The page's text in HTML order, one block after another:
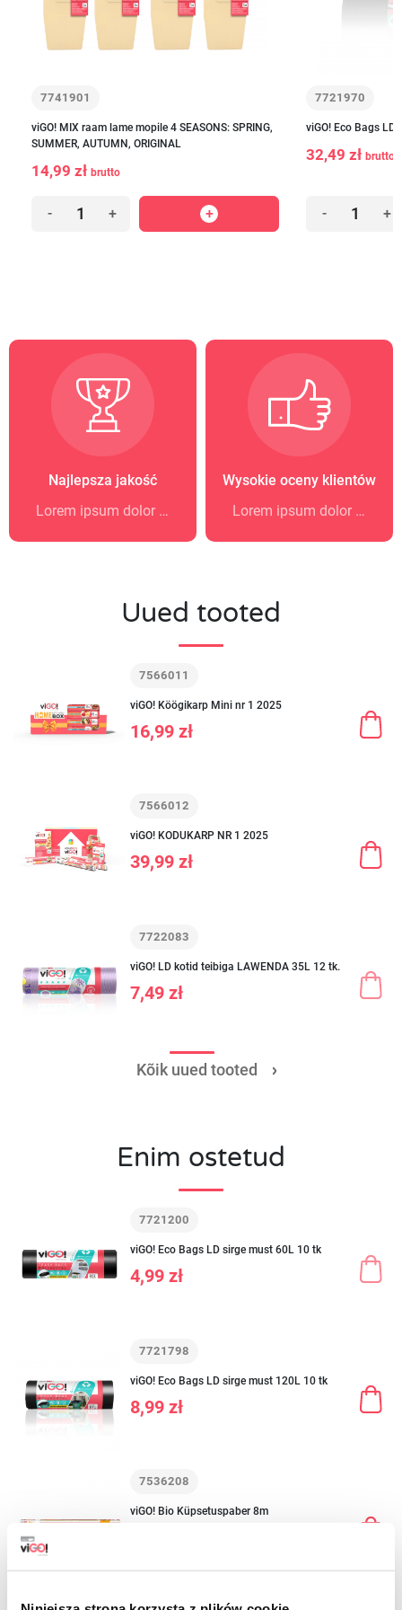
7741901
viGO! MIX raam lame mopile 4 SEASONS: SPRING,
SUMMER, AUTUMN, ORIGINAL
14,99 zł brutto
- +
7721970
viGO! Eco Bags
32,49 zł brutto
- +
Najlepsza jakość
Lorem ipsum dolor sit amet
Wysokie oceny klientów
Lorem ipsum dolor sit amet
Uued tooted
7566011
viGO! Köögikarp Mini nr 1 2025
16,99 zł
7566012
viGO! KODUKARP NR 1 2025
39,99 zł
7722083
viGO! LD kotid teibiga LAWENDA 35L 12 tk.
7,49 zł
Kõik uued tooted
Enim ostetud
7721200
viGO! Eco Bags LD sirge must 60L 10 tk
4,99 zł
7721798
viGO! Eco Bags LD sirge must 120L 10 tk
8,99 zł
7536208
viGO! Bio Küpsetuspaber 8m